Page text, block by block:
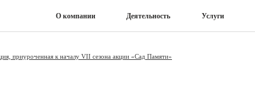
О компании Деятельность Услуги
приуроченная к началу VII сезона акции «Сад Памяти»